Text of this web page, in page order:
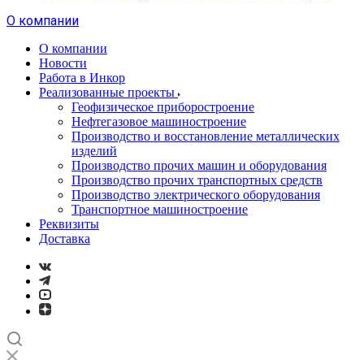
О компании
О компании
Новости
Работа в Инкор
Реализованные проекты
Геофизическое приборостроение
Нефтегазовое машиностроение
Производство и восстановление металлических
изделий
Производство прочих машин и оборудования
Производство прочих транспортных средств
Производство электрического оборудования
Транспортное машиностроение
Реквизиты
Доставка